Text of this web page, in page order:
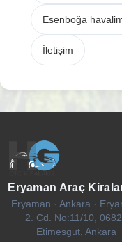
Esenboğa
İletişim
Eryaman Araç
Eryaman · Ankara ·
2. Cd. No:11/10,
Etimesgut, Ankara